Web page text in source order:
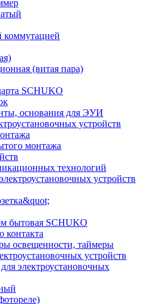
коммутацией
(витая пара)
SCHUKO
основания для ЭУИ
устройств
монтажа
технологий
устройств
бытовая SCHUKO
контакта
освещенности, таймеры
устройств
электроустановочных